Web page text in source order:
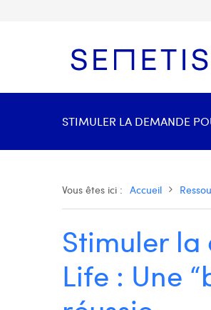
STIMULER LA DEMANDE
Vous êtes ici : Accueil
Stimuler la
Life : Une